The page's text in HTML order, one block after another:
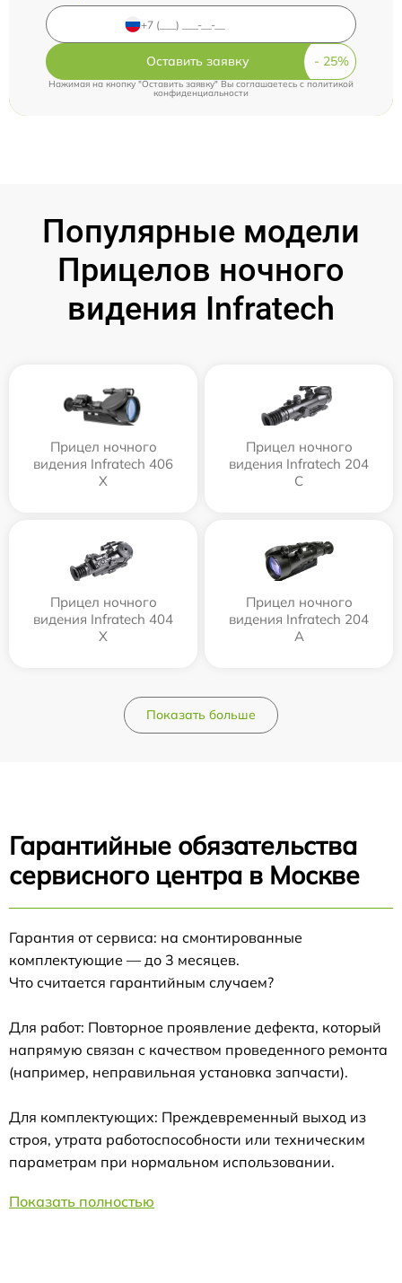
Оставить заявку
Нажимая на кнопку "Оставить заявку" Вы соглашаетесь cполитикой
конфиденциальности
Популярные модели
Прицелов ночного
видения Infratech
Прицел ночного
видения Infratech 406
Х
Прицел ночного
видения Infratech 204
С
Прицел ночного
видения Infratech 404
Х
Прицел ночного
видения Infratech 204
А
Показать больше
Гарантийные обязательства
сервисного центра в Москве
Гарантия от сервиса: на смонтированные
комплектующие — до 3 месяцев.
Что считается гарантийным случаем?
Для работ: Повторное проявление дефекта, который
напрямую связан с качеством проведенного ремонта
(например, неправильная установка запчасти).
Для комплектующих: Преждевременный выход из
строя, утрата работоспособности или техническим
параметрам при нормальном использовании.
Показать полностью